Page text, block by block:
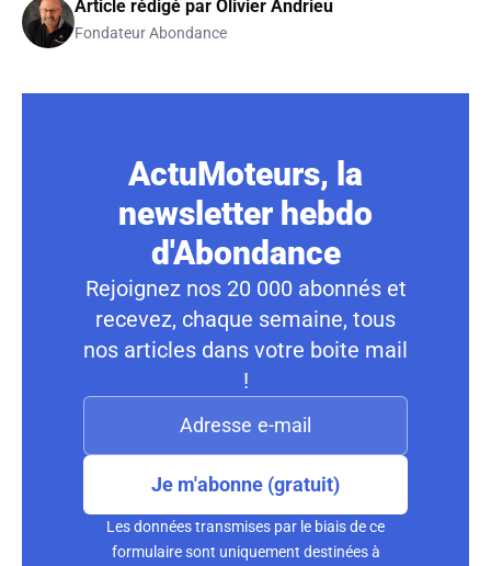
Article rédigé par Olivier Andrieu
Fondateur Abondance
ActuMoteurs, la
newsletter hebdo
d'Abondance
Rejoignez nos 20 000 abonnés et
recevez, chaque semaine, tous
nos articles dans votre boite mail
!
Je m'abonne (gratuit)
Les données transmises par le biais de ce
formulaire sont uniquement destinées à